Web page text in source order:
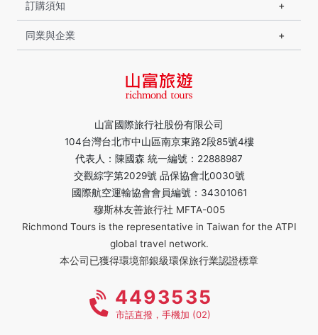
山富國際旅行社股份有限公司
104台灣台北市中山區南京東路2段85號4樓
代表人：陳國森 統一編號：22888987
交觀綜字第2029號 品保協會北0030號
國際航空運輸協會會員編號：34301061
穆斯林友善旅行社 MFTA-005
Richmond Tours is the representative in Taiwan for the ATPI
global travel network.
本公司已獲得環境部銀級環保旅行業認證標章
訂購須知
同業與企業
4493535
市話直撥，手機加 (02)